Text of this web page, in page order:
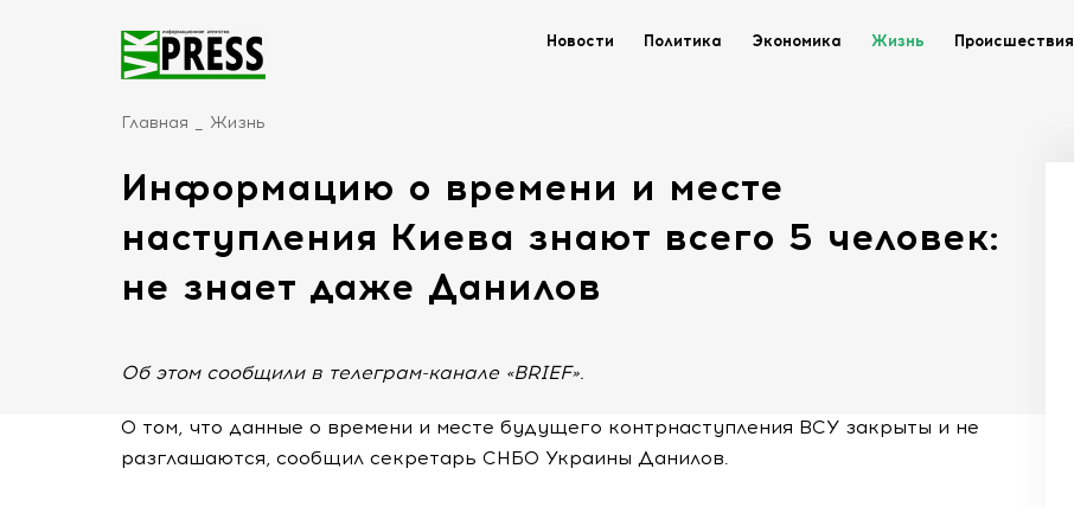
Новости Политика Экономика Жизнь Происшествия
Главная Жизнь
Информацию о времени и месте
наступления Киева знают всего 5 человек:
не знает даже Данилов
Об этом сообщили в телеграм-канале «BRIEF».
О том, что данные о времени и месте будущего контрнаступления ВСУ закрыты и не
разглашаются, сообщил секретарь СНБО Украины Данилов.